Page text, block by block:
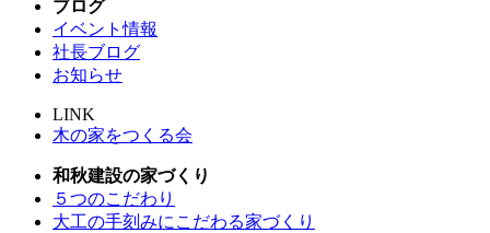
ブログ
イベント情報
社長ブログ
お知らせ
LINK
木の家をつくる会
和秋建設の家づくり
５つのこだわり
大工の手刻みにこだわる家づくり